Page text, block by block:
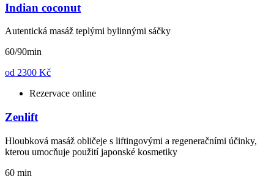
Indian coconut
Autentická masáž teplými bylinnými sáčky
60/90min
od 2300 Kč
Rezervace online
Zenlift
Hloubková masáž obličeje s liftingovými a regeneračními účinky,
kterou umocňuje použití japonské kosmetiky
60 min